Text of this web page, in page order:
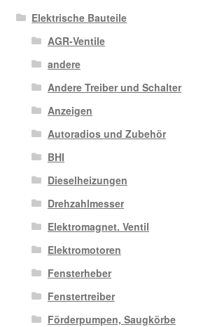
Elektrische Bauteile
AGR-Ventile
andere
Andere Treiber und Schalter
Anzeigen
Autoradios und Zubehör
BHI
Dieselheizungen
Drehzahlmesser
Elektromagnet. Ventil
Elektromotoren
Fensterheber
Fenstertreiber
Förderpumpen, Saugkörbe